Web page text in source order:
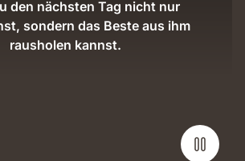
den nächsten Tag nicht nur
sondern das Beste aus ihm
rausholen kannst.